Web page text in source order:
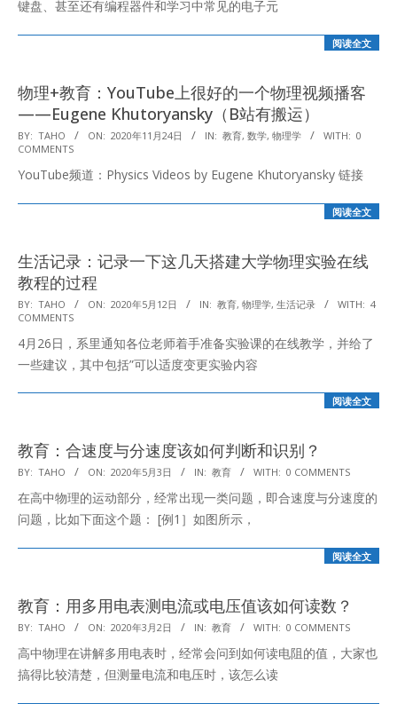
键盘、甚至还有编程器件和学习中常见的电子元
阅读全文
物理+教育：YouTube上很好的一个物理视频播客
——Eugene Khutoryansky（B站有搬运）
2020-
11-
24
BY: TAHO ON: 2020年11月24日 IN: 教育, 数学, 物理学 WITH: 0
COMMENTS
YouTube频道：Physics Videos by Eugene Khutoryansky 链接
阅读全文
生活记录：记录一下这几天搭建大学物理实验在线
教程的过程
2020-
05-
12
BY: TAHO ON: 2020年5月12日 IN: 教育, 物理学, 生活记录 WITH: 4
COMMENTS
4月26日，系里通知各位老师着手准备实验课的在线教学，并给了
一些建议，其中包括”可以适度变更实验内容
阅读全文
教育：合速度与分速度该如何判断和识别？
2020-
05-
03
BY: TAHO ON: 2020年5月3日 IN: 教育 WITH: 0 COMMENTS
在高中物理的运动部分，经常出现一类问题，即合速度与分速度的
问题，比如下面这个题： [例1］如图所示，
阅读全文
教育：用多用电表测电流或电压值该如何读数？
2020-
03-
02
BY: TAHO ON: 2020年3月2日 IN: 教育 WITH: 0 COMMENTS
高中物理在讲解多用电表时，经常会问到如何读电阻的值，大家也
搞得比较清楚，但测量电流和电压时，该怎么读